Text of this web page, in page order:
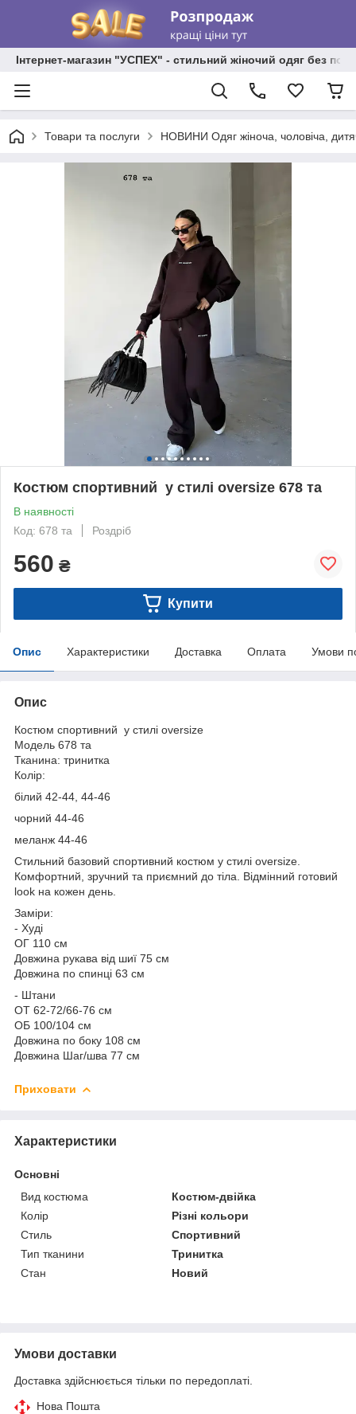
Інтернет-магазин "УСПЕХ" - стильний жіночий одяг без
Товари та послуги НОВИНИ Одяг жіноча, чоловіча,
Костюм спортивний у стилі oversize 678 та
В наявності
Код: 678 та
Роздріб
560 ₴
Купити
Опис Характеристики Доставка Оплата Умови
Опис
Костюм спортивний у стилі oversize
Модель 678 та
Тканина: тринитка
Колір:
білий 42-44, 44-46
чорний 44-46
меланж 44-46
Стильний базовий спортивний костюм у стилі oversize.
Комфортний, зручний та приємний до тіла. Відмінний готовий
look на кожен день.
Заміри:
- Худі
ОГ 110 см
Довжина рукава від шиї 75 см
Довжина по спинці 63 см
- Штани
ОТ 62-72/66-76 см
ОБ 100/104 см
Довжина по боку 108 см
Довжина Шаг/шва 77 см
Приховати
Характеристики
Основні
Вид костюма
Костюм-двійка
Колір
Різні кольори
Стиль
Спортивний
Тип тканини
Тринитка
Стан
Новий
Умови доставки
Доставка здійснюється тільки по передоплаті.
Нова Пошта